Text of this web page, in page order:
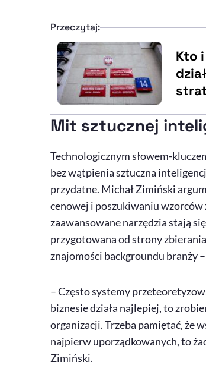
Przeczytaj:
Kto
Mit sztucznej
Technologicznym słowem-
bez wątpienia sztuczna
przydatne. Michał Zimiński
cenowej i poszukiwaniu wzorców
zaawansowane narzędzia stają
przygotowana od strony
znajomości backgroundu branży
– Często systemy
biznesie działa najlepiej, to
organizacji. Trzeba pamiętać, że
najpierw uporządkowanych, to
Zimiński.